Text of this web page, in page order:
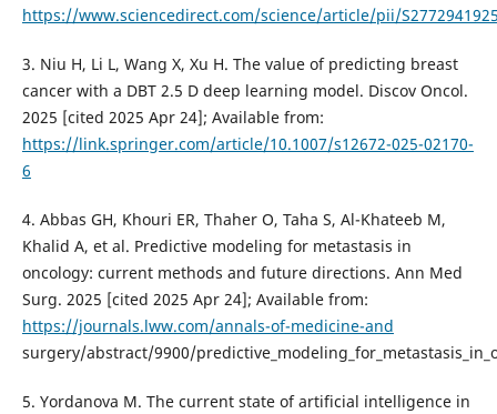
https://www.sciencedirect.com/science/article/pii/
3. Niu H, Li L, Wang X, Xu H. The value of predicting breast
cancer with a DBT 2.5 D deep learning model. Discov Oncol.
2025 [cited 2025 Apr 24]; Available from:
https://link.springer.com/article/10.1007/s12672-025-02170-
6
4. Abbas GH, Khouri ER, Thaher O, Taha S, Al-Khateeb M,
Khalid A, et al. Predictive modeling for metastasis in
oncology: current methods and future directions. Ann Med
Surg. 2025 [cited 2025 Apr 24]; Available from:
https://journals.lww.com/annals-of-medicine-and
surgery/abstract/9900/
5. Yordanova M. The current state of artificial intelligence in